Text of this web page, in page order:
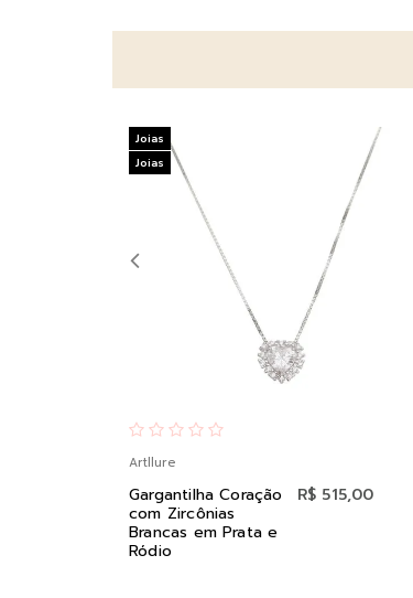
Artllure
Gargantilha Coração
com Zircônias
Brancas em Prata e
Ródio
R$ 515,00
Joias
Joias